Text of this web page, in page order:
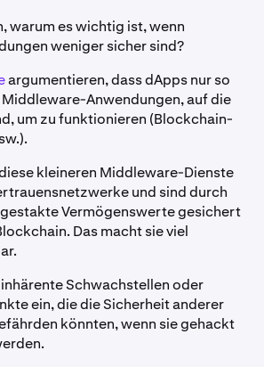
warum es wichtig ist, wenn
weniger sicher sind?
argumentieren, dass dApps nur so
Anwendungen, auf die
um zu funktionieren (Blockchain-
kleineren Middleware-Dienste
und sind durch
Vermögenswerte gesichert
Das macht sie viel
Schwachstellen oder
ein, die die Sicherheit anderer
könnten, wenn sie gehackt